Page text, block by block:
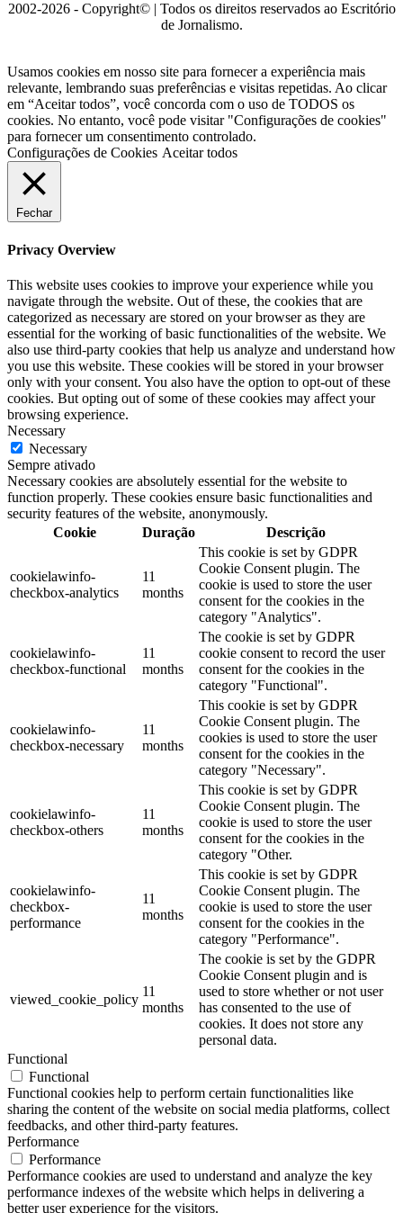
2002-2026 - Copyright© | Todos os direitos reservados ao Escritório
de Jornalismo.
Usamos cookies em nosso site para fornecer a experiência mais
relevante, lembrando suas preferências e visitas repetidas. Ao clicar
em “Aceitar todos”, você concorda com o uso de TODOS os
cookies. No entanto, você pode visitar "Configurações de cookies"
para fornecer um consentimento controlado.
Configurações de Cookies Aceitar todos
Fechar
Privacy Overview
This website uses cookies to improve your experience while you
navigate through the website. Out of these, the cookies that are
categorized as necessary are stored on your browser as they are
essential for the working of basic functionalities of the website. We
also use third-party cookies that help us analyze and understand how
you use this website. These cookies will be stored in your browser
only with your consent. You also have the option to opt-out of these
cookies. But opting out of some of these cookies may affect your
browsing experience.
Necessary
Necessary
Sempre ativado
Necessary cookies are absolutely essential for the website to
function properly. These cookies ensure basic functionalities and
security features of the website, anonymously.
Cookie
Duração Descrição
cookielawinfo-
checkbox-analytics
11
months
This cookie is set by GDPR
Cookie Consent plugin. The
cookie is used to store the user
consent for the cookies in the
category "Analytics".
cookielawinfo-
checkbox-functional
11
months
The cookie is set by GDPR
cookie consent to record the user
consent for the cookies in the
category "Functional".
cookielawinfo-
checkbox-necessary
11
months
This cookie is set by GDPR
Cookie Consent plugin. The
cookies is used to store the user
consent for the cookies in the
category "Necessary".
cookielawinfo-
checkbox-others
11
months
This cookie is set by GDPR
Cookie Consent plugin. The
cookie is used to store the user
consent for the cookies in the
category "Other.
cookielawinfo-
checkbox-
performance
11
months
This cookie is set by GDPR
Cookie Consent plugin. The
cookie is used to store the user
consent for the cookies in the
category "Performance".
viewed_cookie_policy
11
months
The cookie is set by the GDPR
Cookie Consent plugin and is
used to store whether or not user
has consented to the use of
cookies. It does not store any
personal data.
Functional
Functional
Functional cookies help to perform certain functionalities like
sharing the content of the website on social media platforms, collect
feedbacks, and other third-party features.
Performance
Performance
Performance cookies are used to understand and analyze the key
performance indexes of the website which helps in delivering a
better user experience for the visitors.